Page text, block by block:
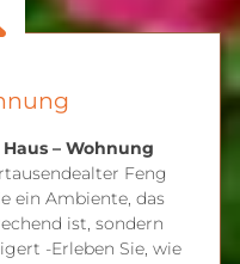
– Wohnung
Feng
ein Ambiente, das
ist, sondern
-Erleben Sie, wie